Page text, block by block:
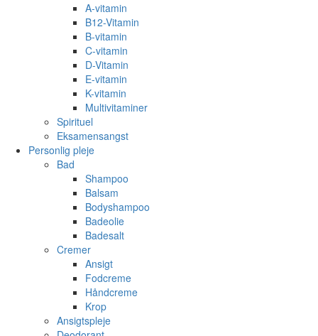
A-vitamin
B12-Vitamin
B-vitamin
C-vitamin
D-Vitamin
E-vitamin
K-vitamin
Multivitaminer
Spirituel
Eksamensangst
Personlig pleje
Bad
Shampoo
Balsam
Bodyshampoo
Badeolie
Badesalt
Cremer
Ansigt
Fodcreme
Håndcreme
Krop
Ansigtspleje